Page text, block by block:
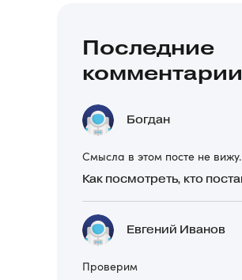
Последние
комментарии
Богдан
Смысла в этом посте не вижу.
Евгений Иванов
Проверим